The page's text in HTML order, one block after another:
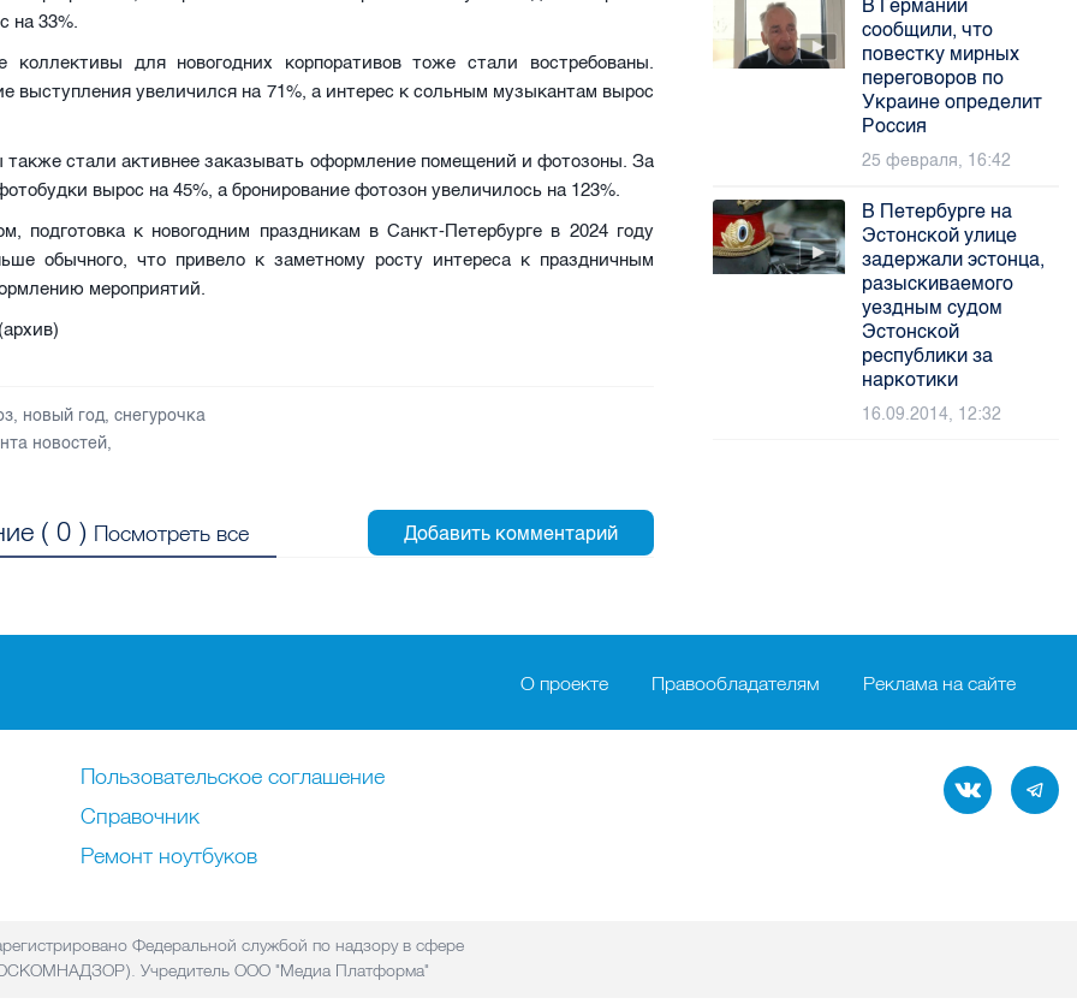
на 33%.
коллективы для новогодних корпоративов тоже стали востребованы.
выступления увеличился на 71%, а интерес к сольным музыкантам вырос
также стали активнее заказывать оформление помещений и фотозоны. За
вырос на 45%, а бронирование фотозон увеличилось на 123%.
подготовка к новогодним праздникам в Санкт-Петербурге в 2024 году
обычного, что привело к заметному росту интереса к праздничным
мероприятий.
, новый год,снегурочка
новостей,
(0 ) Посмотреть все
В Германии
сообщили, что
повестку мирных
переговоров по
Украине определит
Россия
25 февраля, 16:42
В Петербурге на
Эстонской улице
задержали эстонца,
разыскиваемого
уездным судом
Эстонской
республики за
наркотики
16.09.2014, 12:32
О проекте Правообладателям Реклама на сайте
Пользовательское соглашение
Справочник
Ремонт нoутбуков
Федеральной службой по надзору в сфере
Учредитель ООО "Медиа Платформа"